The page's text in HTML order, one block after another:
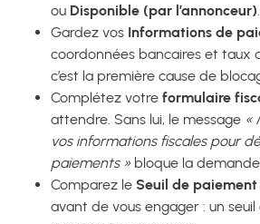
ou Disponible (par l’annonceur).
Gardez vos Informations de
coordonnées bancaires et taux
c’est la première cause de
Complétez votre formulaire
attendre. Sans lui, le message «
vos informations fiscales pour
paiements »bloque la
Comparez le Seuil de paiement
avant de vous engager : un